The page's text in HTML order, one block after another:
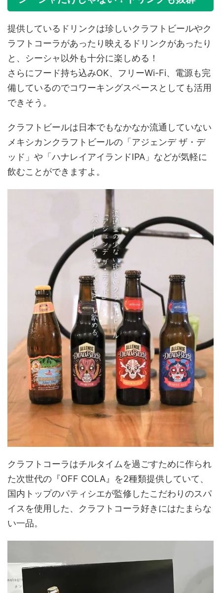
提供しているドリンクは珍しいクラフトビールやク
ラフトコーラがあったり映えるドリンクがあったり
と、シーシャ以外も十分に楽しめる！
さらにフード持ち込みOK、フリーWi-Fi、電源も完
備しているのでコワーキングスペースとしても活用
できそう。
クラフトビールは日本でもなかなか流通していない
メキシカンクラフトビールの「アジェンデ ザ・デ
ッド」や「ハナレイアイランドIPA」などが気軽に
飲むことができますよ。
クラフトコーラはチルタイムを過ごすために作られ
た次世代の『OFF COLA』を2種類提供していて、
国内トップのパティシエが監修したこだわりのスパ
イスを使用した、クラフトコーラ好きにはたまらな
い一品。